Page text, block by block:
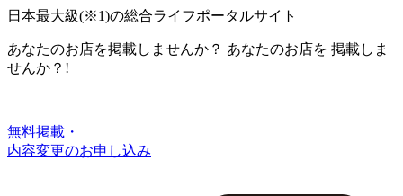
日本最大級(※1)の総合ライフポータルサイト
あなたのお店を掲載しませんか？ あなたのお店を 掲載しま
せんか？!
無料掲載・
内容変更のお申し込み